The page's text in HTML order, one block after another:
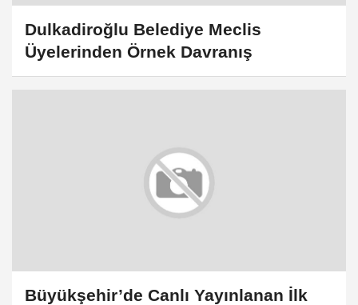
Dulkadiroğlu Belediye Meclis
Üyelerinden Örnek Davranış
Büyükşehir’de Canlı Yayınlanan İlk